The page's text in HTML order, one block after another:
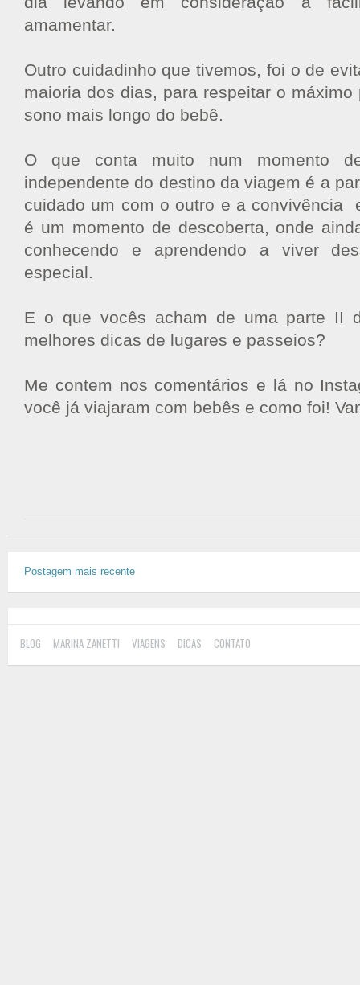
amamentar.
Outro cuidadinho que tivemos, foi o de
maioria dos dias, para respeitar o
sono mais longo do bebê.
O que conta muito num momento
independente do destino da viagem é a
cuidado um com o outro e a convivência
é um momento de descoberta, onde
conhecendo e aprendendo a viver
especial.
E o que vocês acham de uma parte II
melhores dicas de lugares e passeios?
Me contem nos comentários e lá no
você já viajaram com bebês e como foi!
Postagem mais recente
BLOG MARINA ZANETTI VIAGENS DICAS CONTATO